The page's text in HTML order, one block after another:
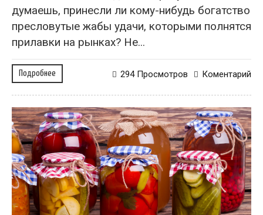
думаешь, принесли ли кому-нибудь богатство
пресловутые жабы удачи, которыми полнятся
прилавки на рынках? Не...
Подробнее Коментарий
294 Просмотров